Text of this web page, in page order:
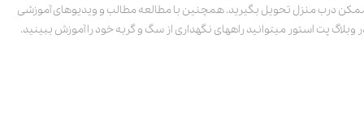
درب منزل تحویل بگیرید. همچنین با مطالعه مطالب و ویدیوهای آموزشی
وبلاگ پت استور میتوانید راههای نگهداری از سگ و گربه خود را آموزش ببینید.